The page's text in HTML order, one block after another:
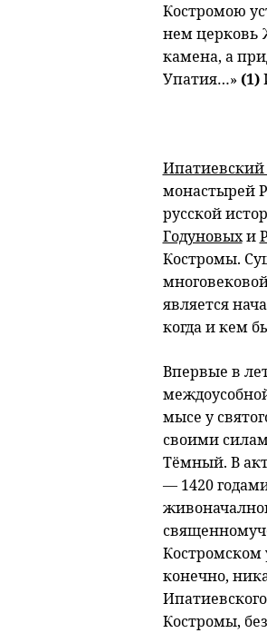
Костромою
нем церковь
камена, а
Упатия…» (1)
монастырей
русской
Годуновыхи
Костромы.
является
когда и кем
Впервые в
мысе у
своими
Тёмный. В
— 1420
Костромском
конечно,
Костромы,